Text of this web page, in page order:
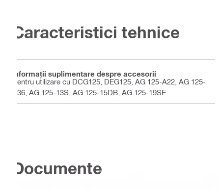
Caracteristici tehnice
Informaţii suplimentare despre accesorii
Pentru utilizare cu DCG125, DEG125, AG 125-A22, AG 125-
A36, AG 125-13S, AG 125-15DB, AG 125-19SE
Documente